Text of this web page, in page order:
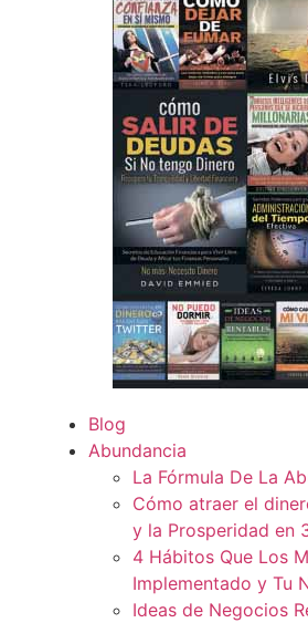
Blog
Abundancia
La Fórmula De La
Cómo atraer el
y la Prosperidad en
4 Hábitos Que Los
Implementado y Tu
Ideas de Negocios